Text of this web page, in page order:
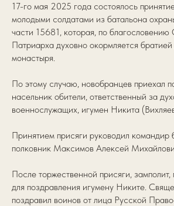
17-го мая 2025 года состоялось
молодыми солдатами из батальона
части 15681, которая, по благословению
Патриарха духовно окормляется
монастыря.
По этому случаю, новобранцев приехал
насельник обители, ответственный за
военнослужащих, игумен Никита
Принятием присяги руководил командир
полковник Максимов Алексей
После торжественной присяги, замполит,
для поздравления игумену Никите.
поздравил воинов от лица Русской